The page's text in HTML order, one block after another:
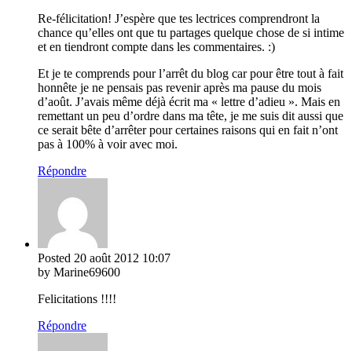
Re-félicitation! J’espère que tes lectrices comprendront la
chance qu’elles ont que tu partages quelque chose de si intime
et en tiendront compte dans les commentaires. :)
Et je te comprends pour l’arrêt du blog car pour être tout à fait
honnête je ne pensais pas revenir après ma pause du mois
d’août. J’avais même déjà écrit ma « lettre d’adieu ». Mais en
remettant un peu d’ordre dans ma tête, je me suis dit aussi que
ce serait bête d’arrêter pour certaines raisons qui en fait n’ont
pas à 100% à voir avec moi.
Répondre
Posted 20 août 2012 10:07
by Marine69600
Felicitations !!!!
Répondre